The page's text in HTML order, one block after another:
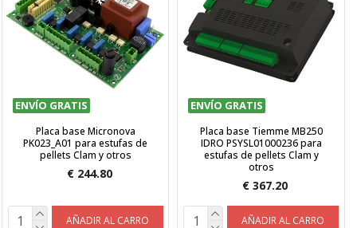
ENVÍO GRATIS
Placa base Micronova
PK023_A01 para estufas de
pellets Clam y otros
€ 244.80
AÑADIR AL CARRO
ENVÍO GRATIS
Placa base Tiemme MB250
IDRO PSYSL01000236 para
estufas de pellets Clam y
otros
€ 367.20
AÑADIR AL CARRO